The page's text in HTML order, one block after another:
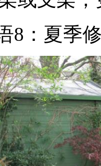
8：夏季